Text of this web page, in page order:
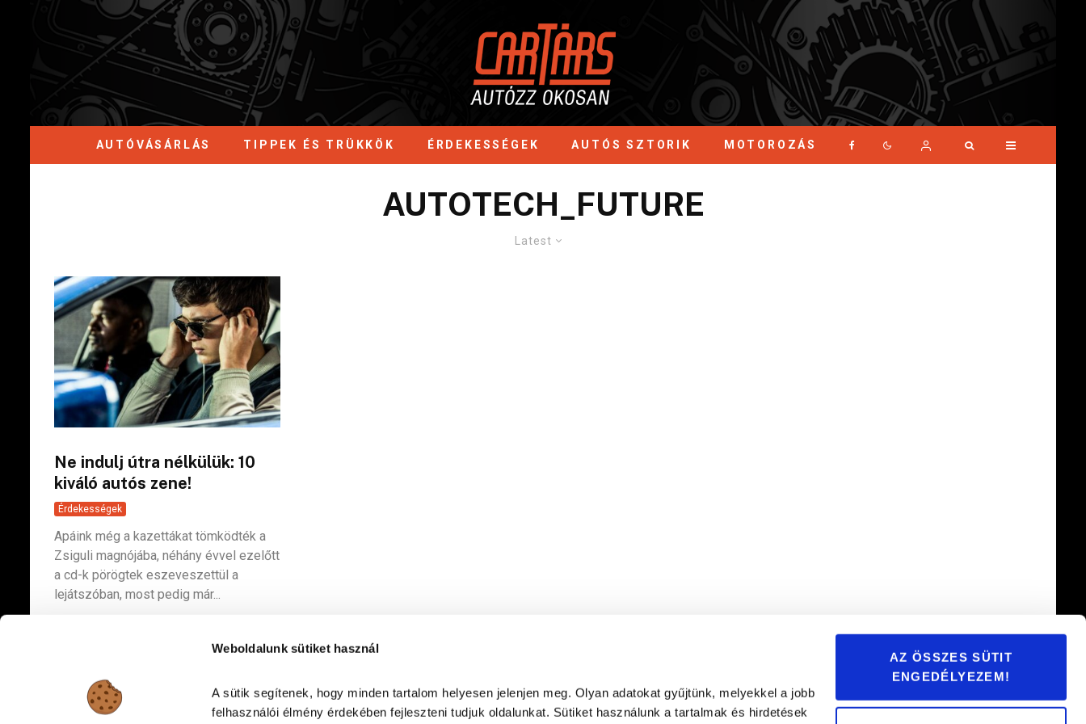
Weboldalunk sütiket használ
A sütik segítenek, hogy minden tartalom helyesen jelenjen meg. Olyan adatokat gyűjtünk, melyekkel a jobb
felhasználói élmény érdekében fejleszteni tudjuk oldalunkat. Sütiket használunk a tartalmak és hirdetések
AZ ÖSSZES SÜTIT
ENGEDÉLYEZEM!
AUTÓVÁSÁRLÁS TIPPEK ÉS TRÜKKÖK ÉRDEKESSÉGEK AUTÓS SZTORIK MOTOROZÁS
AUTOTECH_FUTURE
Latest
Ne indulj útra nélkülük: 10
kiváló autós zene!
Érdekességek
Apáink még a kazettákat tömködték a
Zsiguli magnójába, néhány évvel ezelőtt
a cd-k pörögtek eszeveszettül a
lejátszóban, most pedig már...